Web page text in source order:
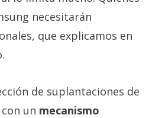
necesitarán
que explicamos en
de suplantaciones de
un mecanismo